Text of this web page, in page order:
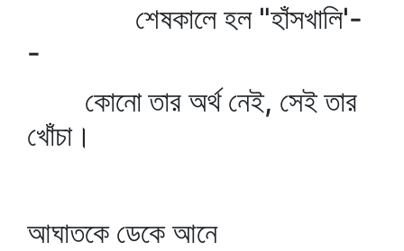
শেষকালে হল "হাঁসখালি'-
-
কোনো তার অর্থ নেই, সেই তার
খোঁচা।
আঘাতকে ডেকে আনে